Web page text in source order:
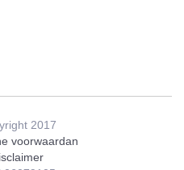
2017
voorwaardan